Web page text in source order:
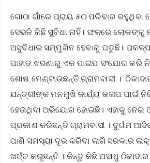
ଗୋଠା ଗାଁରେ ପ୍ରାୟ ୫୦ ପରିବାର ରହୁଥିବା
ସେଭଳି କିଛି ସୁବିଧା ନାହିଁ। ଫଳରେ ଲୋକଙ୍କୁ
ଅସୁବିଧାର ସମ୍ମୁଖିନ ହେବାକୁ ପଡୁଛି।
ପାହାଡ ଝରଣାରୁ ଏକ ପାଇପ ସଂଯୋଗ କରି
ଶୋଷ ମେଣ୍ଟାଉଛନ୍ତି ଗ୍ରାମବାସୀ ।
ଯନ୍ତ୍ରୀଙ୍କ ମନମୁଖି କାର୍ଯ୍ୟ କଳାପ ପାଇଁ
ହେଉଥିବା ଅଭିଯୋଗ ହୋଇଛି। ଏହାକୁ ନେଇ
ପ୍ରକାଶ କରିଛନ୍ତି ଗ୍ରାମବାସୀ । ଦୁର୍ଗମ
ପାଣି ସମସ୍ୟା ଦୂର କରିବା ଲାଗି ସରକାର
ଖର୍ଚ୍ଚ କରୁଛନ୍ତି । କିନ୍ତୁ କିଛି ଅସାଧୁ